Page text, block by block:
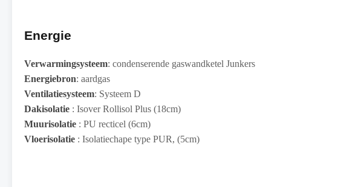
Energie
Verwarmingsysteem: condenserende gaswandketel Junkers
Energiebron: aardgas
Ventilatiesysteem: Systeem D
Dakisolatie : Isover Rollisol Plus (18cm)
Muurisolatie : PU recticel (6cm)
Vloerisolatie : Isolatiechape type PUR, (5cm)